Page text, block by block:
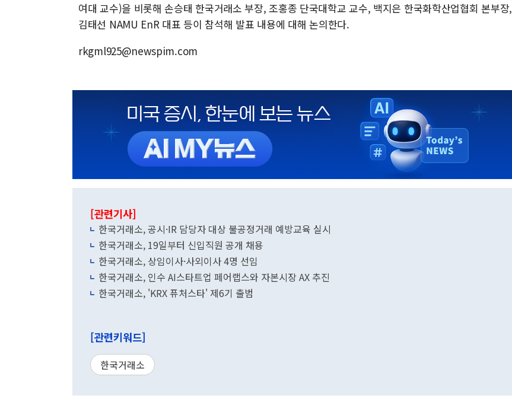
여대 교수)을 비롯해 손승태 한국거래소 부장, 조홍종 단국대학교 교수, 백지은 한국화학산업협회 본부장,
김태선 NAMU EnR 대표 등이 참석해 발표 내용에 대해 논의한다.
rkgml925@newspim.com
[관련기사]
한국거래소, 공시·IR 담당자 대상 불공정거래 예방교육 실시
한국거래소, 19일부터 신입직원 공개 채용
한국거래소, 상임이사·사외이사 4명 선임
한국거래소, 인수 AI스타트업 페어랩스와 자본시장 AX 추진
한국거래소, 'KRX 퓨처스타' 제6기 출범
[관련키워드]
한국거래소